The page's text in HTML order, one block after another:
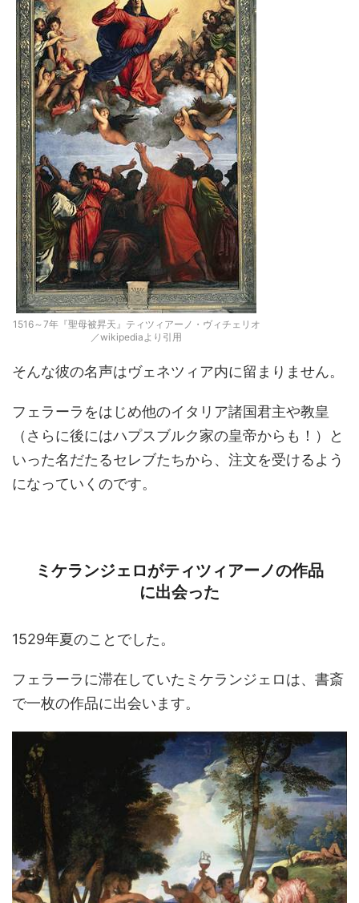
1516～7年『聖母被昇天』ティツィアーノ・ヴィチェリオ
／wikipediaより引用
そんな彼の名声はヴェネツィア内に留まりません。
フェラーラをはじめ他のイタリア諸国君主や教皇
（さらに後にはハプスブルク家の皇帝からも！）と
いった名だたるセレブたちから、注文を受けるよう
になっていくのです。
ミケランジェロがティツィアーノの作品
に出会った
1529年夏のことでした。
フェラーラに滞在していたミケランジェロは、書斎
で一枚の作品に出会います。